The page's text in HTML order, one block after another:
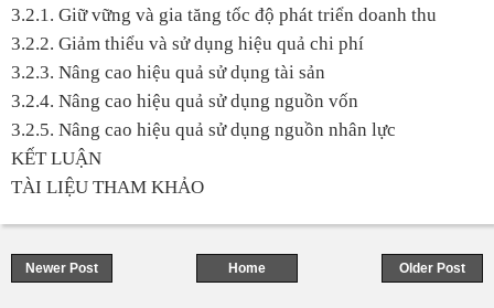
3.2.1. Giữ vững và gia tăng tốc độ phát triển doanh thu
3.2.2. Giảm thiểu và sử dụng hiệu quả chi phí
3.2.3. Nâng cao hiệu quả sử dụng tài sản
3.2.4. Nâng cao hiệu quả sử dụng nguồn vốn
3.2.5. Nâng cao hiệu quả sử dụng nguồn nhân lực
KẾT LUẬN
TÀI LIỆU THAM KHẢO
Newer Post Older Post
Home